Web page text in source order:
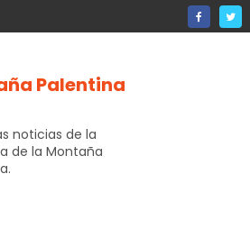
Palentina
noticias de la
de la Montaña